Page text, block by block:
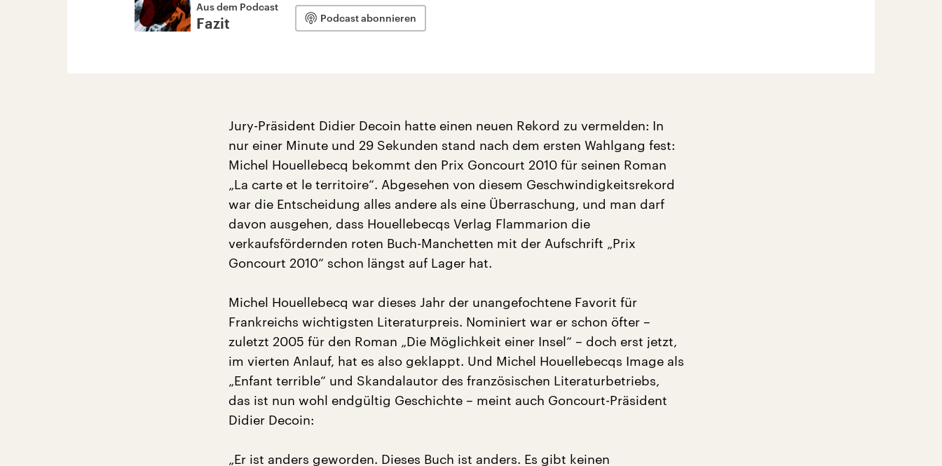
Aus dem Podcast
Fazit Podcast abonnieren
Jury-Präsident Didier Decoin hatte einen neuen Rekord zu vermelden: In
nur einer Minute und 29 Sekunden stand nach dem ersten Wahlgang fest:
Michel Houellebecq bekommt den Prix Goncourt 2010 für seinen Roman
„La carte et le territoire“. Abgesehen von diesem Geschwindigkeitsrekord
war die Entscheidung alles andere als eine Überraschung, und man darf
davon ausgehen, dass Houellebecqs Verlag Flammarion die
verkaufsfördernden roten Buch-Manchetten mit der Aufschrift „Prix
Goncourt 2010“ schon längst auf Lager hat.
Michel Houellebecq war dieses Jahr der unangefochtene Favorit für
Frankreichs wichtigsten Literaturpreis. Nominiert war er schon öfter –
zuletzt 2005 für den Roman „Die Möglichkeit einer Insel“ – doch erst jetzt,
im vierten Anlauf, hat es also geklappt. Und Michel Houellebecqs Image als
„Enfant terrible“ und Skandalautor des französischen Literaturbetriebs,
das ist nun wohl endgültig Geschichte – meint auch Goncourt-Präsident
Didier Decoin:
„Er ist anders geworden. Dieses Buch ist anders. Es gibt keinen